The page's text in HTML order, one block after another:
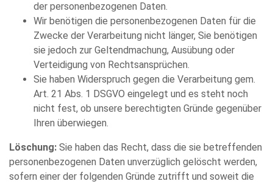
der personenbezogenen Daten.
Wir benötigen die personenbezogenen Daten für die
Zwecke der Verarbeitung nicht länger, Sie benötigen
sie jedoch zur Geltendmachung, Ausübung oder
Verteidigung von Rechtsansprüchen.
Sie haben Widerspruch gegen die Verarbeitung gem.
Art. 21 Abs. 1 DSGVO eingelegt und es steht noch
nicht fest, ob unsere berechtigten Gründe gegenüber
Ihren überwiegen.
Löschung: Sie haben das Recht, dass die sie betreffenden
personenbezogenen Daten unverzüglich gelöscht werden,
sofern einer der folgenden Gründe zutrifft und soweit die